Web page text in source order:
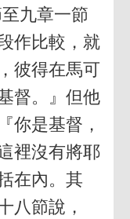
九章一節
作比較，就
彼得在馬可
督。』但他
你是基督，
裡沒有將耶
在內。其
八節說，